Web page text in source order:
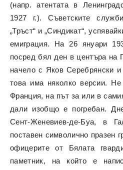
(напр. атентата в
1927 г.). Съветските
„Тръст“ и „Синдикат“,
емиграция. На 26 януари
посред бял ден в центъра на
начело с Яков Серебрянски
това има няколко версии.
Франция, на път за или в
дали изобщо е погребан.
Сент-Женевиев-де-Буа, в
поставен символично празен
офицерите от Бялата
паметник, на който е